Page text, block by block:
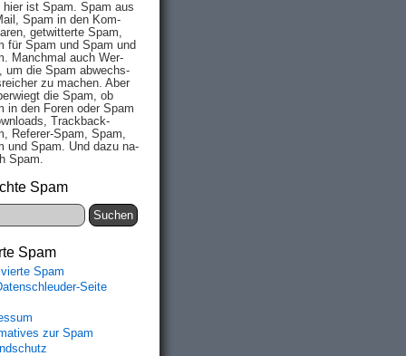
hier ist Spam. Spam aus
Spam in den Kom­
ge­twit­ter­te Spam,
für Spam und Spam und
Manch­mal auch Wer­
um die Spam ab­wechs­
zu mach­en. Aber
die Spam, ob
in den Fo­ren oder Spam
Track­back-
Re­fe­rer-Spam, Spam,
und Spam. Und da­zu na­
Spam.
Spam
Spam
Spam
Seite
zur Spam